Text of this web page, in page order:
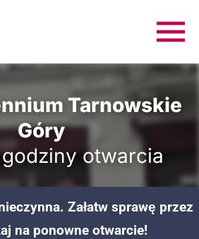
Tarnowskie
Góry
otwarcia
Załatw sprawę przez
na ponowne otwarcie!